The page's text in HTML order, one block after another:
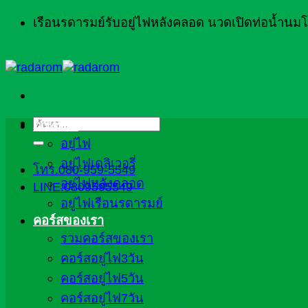
ข้าม
ยัง
เรือนรดารมย์รับอยู่ไฟหลังคลอด นวดเปิดท่อน้ำน
ค้นหา:
โทร.080-959-5549
LINE:0809595549
ภาพรวม
อยู่ไฟ
อยู่ไฟเดลิเวอรี่
อยู่ไฟหลังคลอด
อยู่ไฟเรือนรดารมย์
คอร์สของเรา
รวมคอร์สของเรา
คอร์สอยู่ไฟ3วัน
คอร์สอยู่ไฟ5วัน
คอร์สอยู่ไฟ7วัน